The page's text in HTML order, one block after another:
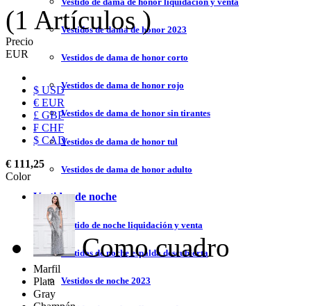
Vestidos de dama de honor 2023
Vestidos de dama de honor corto
Vestidos de dama de honor rojo
Vestidos de dama de honor sin tirantes
Vestidos de dama de honor tul
Vestidos de dama de honor adulto
Vestidos de noche
Vestido de noche liquidación y venta
Vestidos de noche espalda descubierta
Vestidos de noche 2023
(1 Artículos )
Precio
EUR
$ USD
€ EUR
£ GBP
₣ CHF
$ CAD
€ 111,25
Color
Como cuadro
Marfil
Plata
Gray